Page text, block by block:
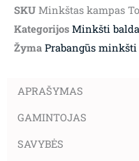
SKU Minkštas kampas
Kategorijos Minkšti
Žyma Prabangūs
APRAŠYMAS
GAMINTOJAS
SAVYBĖS